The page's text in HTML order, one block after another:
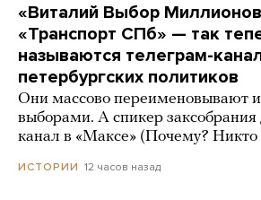
«Виталий Выбор
«Транспорт СПб» — так
называются телеграм-
петербургских политиков
Они массово переименовывают
выборами. А спикер
канал в «Максе» (Почему?
ИСТОРИИ 12 часов назад